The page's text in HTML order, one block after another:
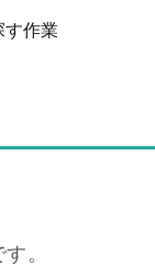
す作業
。